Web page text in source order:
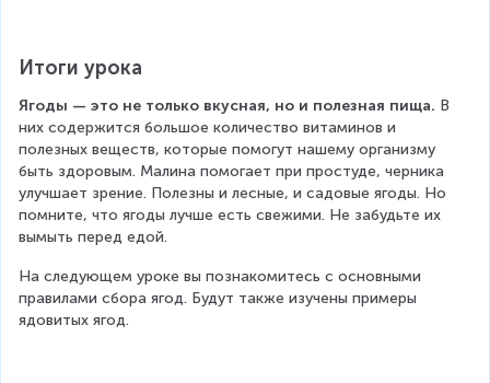
Итоги урока
Ягоды — это не только вкусная, но и полезная пища. В
них содержится большое количество витаминов и
полезных веществ, которые помогут нашему организму
быть здоровым. Малина помогает при простуде, черника
улучшает зрение. Полезны и лесные, и садовые ягоды. Но
помните, что ягоды лучше есть свежими. Не забудьте их
вымыть перед едой.
На следующем уроке вы познакомитесь с основными
правилами сбора ягод. Будут также изучены примеры
ядовитых ягод.